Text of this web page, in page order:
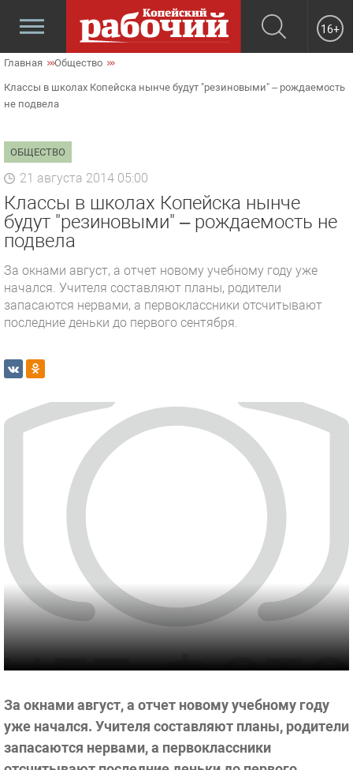
16+
Главная Общество
Классы в школах Копейска нынче будут "резиновыми" – рождаемость
не подвела
ОБЩЕСТВО
21 августа 2014 05:00
Классы в школах Копейска нынче
будут "резиновыми" – рождаемость не
подвела
За окнами август, а отчет новому учебному году уже
начался. Учителя составляют планы, родители
запасаются нервами, а первоклассники отсчитывают
последние деньки до первого сентября.
За окнами август, а отчет новому учебному году
уже начался. Учителя составляют планы, родители
запасаются нервами, а первоклассники